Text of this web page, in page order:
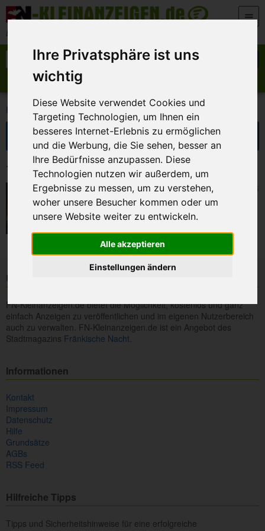
Ihre Privatsphäre ist uns
wichtig
Diese Website verwendet Cookies und
Targeting Technologien, um Ihnen ein
besseres Internet-Erlebnis zu ermöglichen
und die Werbung, die Sie sehen, besser an
Ihre Bedürfnisse anzupassen. Diese
Technologien nutzen wir außerdem, um
Ergebnisse zu messen, um zu verstehen,
woher unsere Besucher kommen oder um
unsere Website weiter zu entwickeln.
Alle akzeptieren
Einstellungen ändern
Zum Inhalt springen
Der beste Platz für deine kostenlose Anzeige
Suche nach:
Anzeige aufgeben
FN-Kleinanzeigen>Marktplatz >Büro und Gewerbe
Suche eingrenzen
1 Kleinanzeigen in Büro und Gewerbe
Bamberg
Roll Up z.vk. 30 €
Über uns
FN-Kleinanzeigen.de bietet die Möglichkeit, kostenlos und ganz
einfach Anzeigen zu veröffentlichen und im eigenen Nutzerbereich
auch zu verwalten. FN-Kleinanzeigen.de ist ein Angebot des
Stadtmagazins Fränkische Nacht.
Informationen
Kontakt
Impressum
Datenschutz
Hilfe
Grundsätze
AGBs
RSS Feed
Hilfreiche Tipps
Tipps und Sicherheitshinweise für eine erfolgreiche